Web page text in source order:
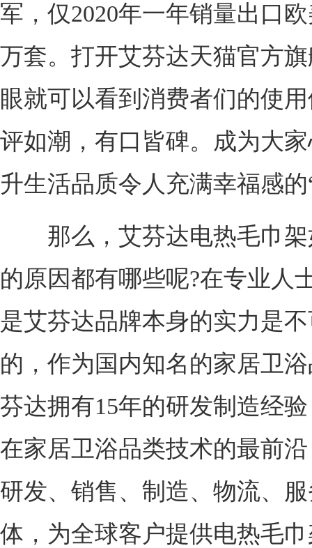
军，仅2020年一年销量出口
万套。打开艾芬达天猫官方
眼就可以看到消费者们的使
评如潮，有口皆碑。成为大
升生活品质令人充满幸福感的
那么，艾芬达电热毛巾架
的原因都有哪些呢?在专业人
是艾芬达品牌本身的实力是
的，作为国内知名的家居卫
芬达拥有15年的研发制造经
在家居卫浴品类技术的最前
研发、销售、制造、物流、
体，为全球客户提供电热毛